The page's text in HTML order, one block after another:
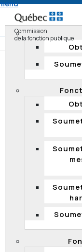
Commission
de la fonction publique
Accueil
Obtenir des
La Commission
des
les
le